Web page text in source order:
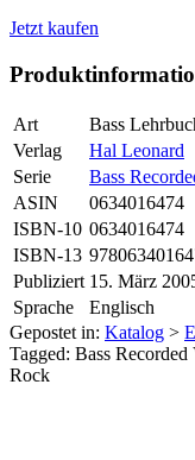
Jetzt kaufen
Art
Bass
Verlag
Hal Leonard
Serie
Bass
ASIN
0634016474
ISBN-10 0634016474
ISBN-13
Publiziert 15. März
Sprache
Englisch
Gepostet in: Katalog >
Tagged: Bass
Rock